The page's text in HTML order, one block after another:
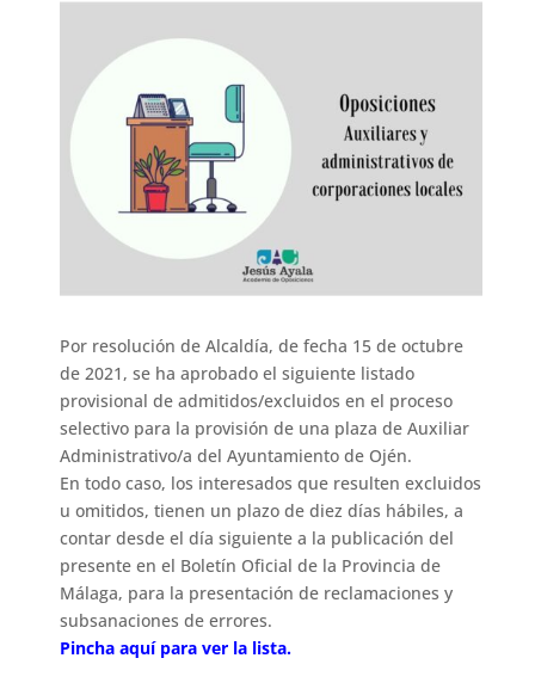
Por resolución de Alcaldía, de fecha 15 de octubre
de 2021, se ha aprobado el siguiente listado
provisional de admitidos/excluidos en el proceso
selectivo para la provisión de una plaza de Auxiliar
Administrativo/a del Ayuntamiento de Ojén.
En todo caso, los interesados que resulten excluidos
u omitidos, tienen un plazo de diez días hábiles, a
contar desde el día siguiente a la publicación del
presente en el Boletín Oficial de la Provincia de
Málaga, para la presentación de reclamaciones y
subsanaciones de errores.
Pincha aquí para ver la lista.